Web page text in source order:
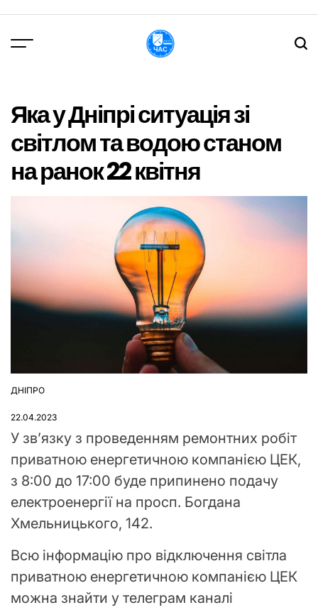
вмісту
Яка у Дніпрі ситуація зі
світлом та водою станом
на ранок 22 квітня
ОПУБЛІКУВАТИ
ДНІПРО
22.04.2023
У зв’язку з проведенням ремонтних робіт
приватною енергетичною компанією ЦЕК,
з 8:00 до 17:00 буде припинено подачу
електроенергії на просп. Богдана
Хмельницького, 142.
Всю інформацію про відключення світла
приватною енергетичною компанією ЦЕК
можна знайти у телеграм каналі